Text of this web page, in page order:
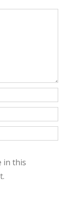
in this